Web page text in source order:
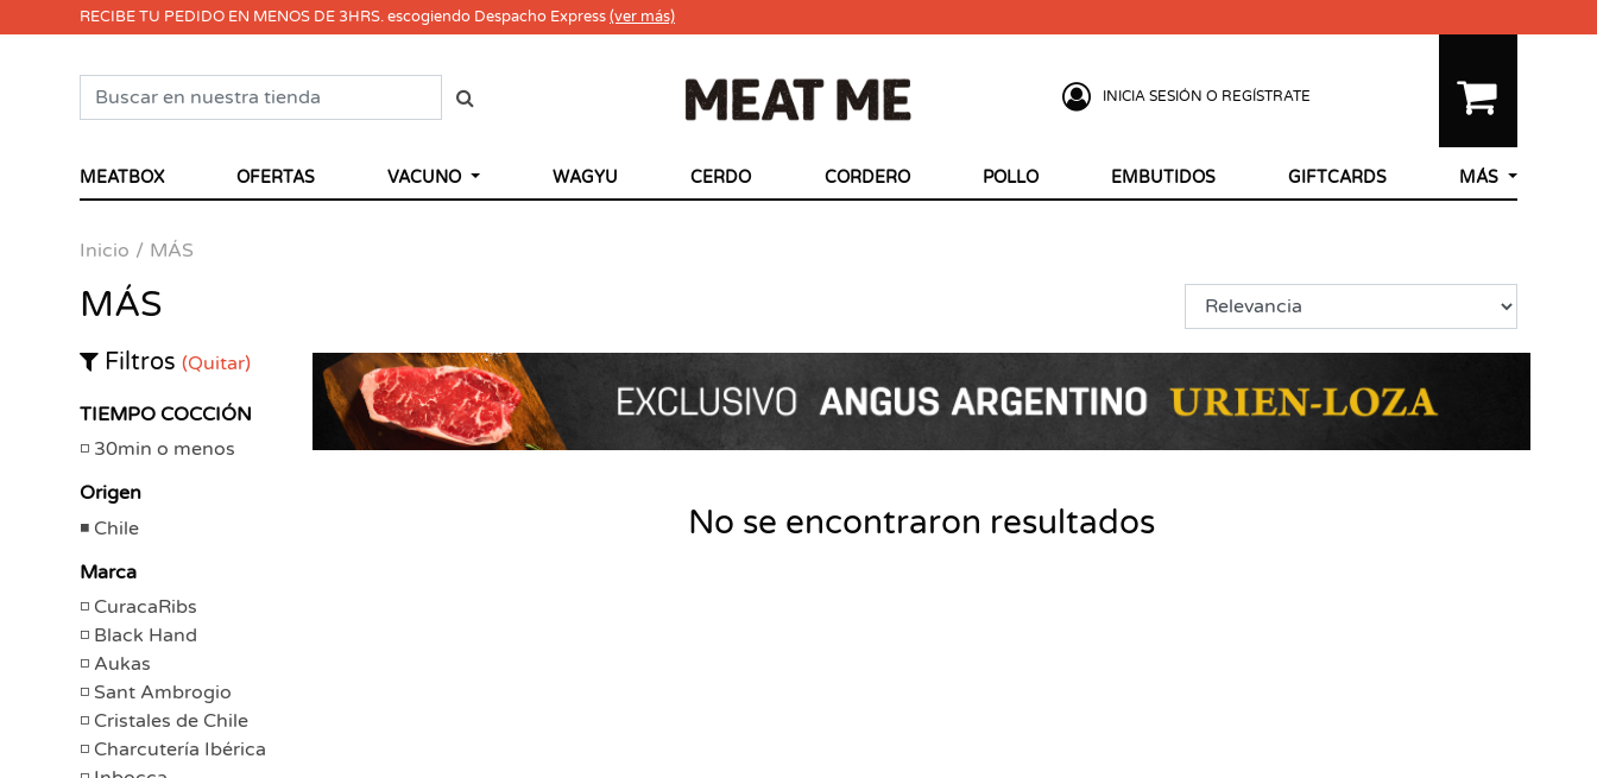
RECIBE TU PEDIDO EN MENOS DE 3HRS. escogiendo Despacho Express(ver más)
INICIA SESIÓN O REGÍSTRATE
MEATBOX OFERTAS VACUNO WAGYU CERDO CORDERO POLLO EMBUTIDOS GIFTCARDS MÁS
Inicio MÁS
MÁS
Filtros (Quitar)
TIEMPO COCCIÓN
30min o menos
Origen
Chile
Marca
CuracaRibs
Black Hand
Aukas
Sant Ambrogio
Cristales de Chile
Charcutería Ibérica
No se encontraron resultados